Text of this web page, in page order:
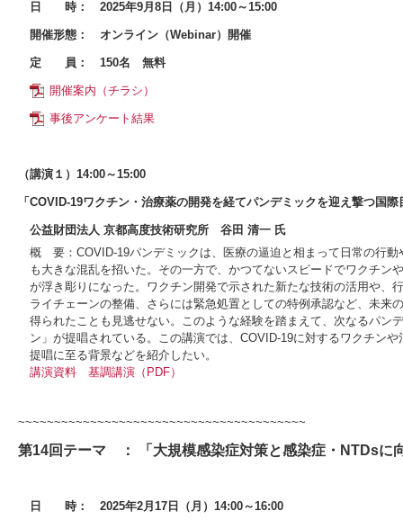
日 時： 2025年9月8日（月）14:00～15:00
開催形態： オンライン（Webinar）開催
定 員： 150名 無料
開催案内（チラシ）
事後アンケート結果
（講演１）14:00～15:00
「COVID-19ワクチン・治療薬の開発を経てパンデミックを迎え撃つ国
公益財団法人 京都高度技術研究所 谷田 清一 氏
概 要：COVID-19パンデミックは、医療の逼迫と相まって日常の行
も大きな混乱を招いた。その一方で、かつてないスピードでワクチン
が浮き彫りになった。ワクチン開発で示された新たな技術の活用や、
ライチェーンの整備、さらには緊急処置としての特例承認など、未来
得られたことも見逃せない。このような経験を踏まえて、次なるパン
ン」が提唱されている。この講演では、COVID-19に対するワクチン
提唱に至る背景などを紹介したい。
講演資料 基調講演（PDF）
~~~~~~~~~~~~~~~~~~~~~~~~~~~~~~~~~~~~~~~~
第14回テーマ ： 「大規模感染症対策と感染症・NTDsに
日 時： 2025年2月17日（月）14:00～16:00